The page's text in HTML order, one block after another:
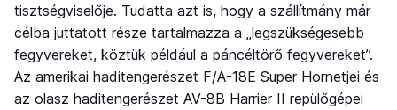
tisztségviselője. Tudatta azt is, hogy a szállítmány már
célba juttatott része tartalmazza a „legszükségesebb
fegyvereket, köztük például a páncéltörő fegyvereket”.
Az amerikai haditengerészet F/A-18E Super Hornetjei és
az olasz haditengerészet AV-8B Harrier II repülőgépei